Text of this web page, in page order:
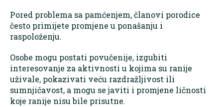
Pored problema sa pamćenjem, članovi porodice
često primijete promjene u ponašanju i
raspoloženju.
Osobe mogu postati povučenije, izgubiti
interesovanje za aktivnosti u kojima su ranije
uživale, pokazivati veću razdražljivost ili
sumnjičavost, a mogu se javiti i promjene ličnosti
koje ranije nisu bile prisutne.